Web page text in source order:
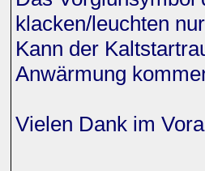
klacken/leuchten
Kann der
Anwärmung
Vielen Dank im